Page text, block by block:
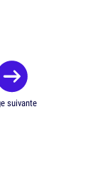
suivante